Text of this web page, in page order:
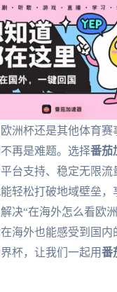
洲杯还是其他体育赛
再是难题。选择番茄
台支持、稳定无限流
轻松打破地域壁垒，
决“在海外怎么看欧洲
海外也能感受到国内
杯，让我们一起用番